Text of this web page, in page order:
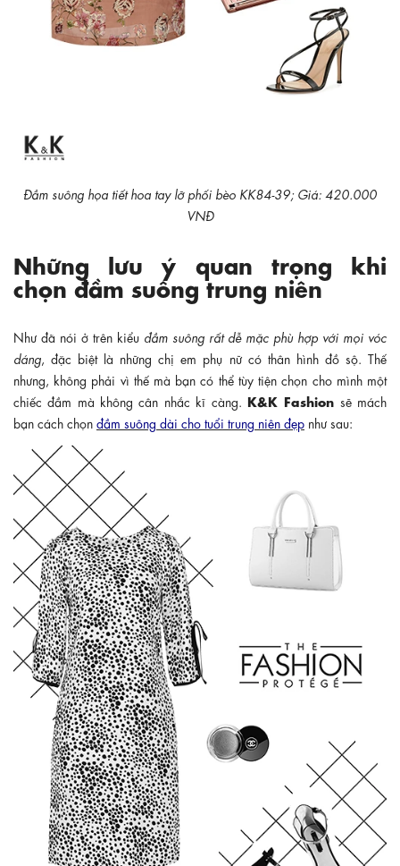
Đầm suông họa tiết hoa tay lỡ phối bèo KK84-39; Giá: 420.000
VNĐ
Những lưu ý quan trọng khi
chọn đầm suông trung niên
Như đã nói ở trên kiểu đầm suông rất dễ mặc phù hợp với mọi vóc
dáng , đặc biệt là những chị em phụ nữ có thân hình đồ sộ. Thế
nhưng, không phải vì thế mà bạn có thể tùy tiện chọn cho mình một
chiếc đầm mà không cân nhắc kĩ càng. K&K Fashion sẽ mách
bạn cách chọn đầm suông dài cho tuổi trung niên đẹp như sau: